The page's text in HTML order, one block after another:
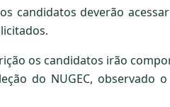
candidatos deverão
os candidatos irão
do NUGEC, observado